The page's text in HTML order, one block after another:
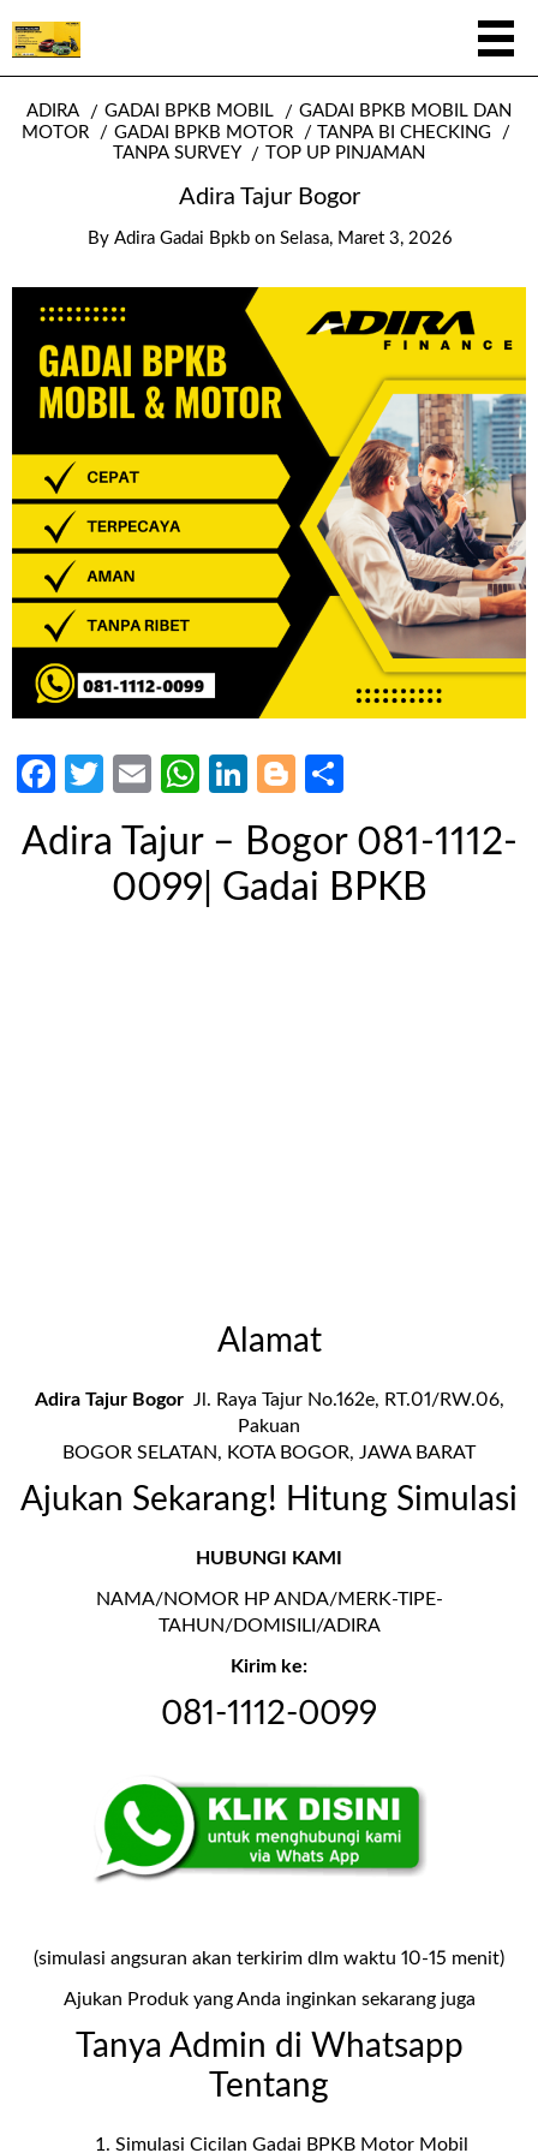
ADIRA GADAI BPKB MOBIL
GADAI BPKB MOBIL DAN
MOTOR
GADAI BPKB MOTOR
TANPA BI CHECKING
TANPA SURVEY
TOP UP PINJAMAN
Adira Tajur Bogor
By Adira Gadai Bpkb on Selasa, Maret 3, 2026
Facebook
Twitter
EmailWhatsApp
LinkedIn
Blogger
Adira Tajur – Bogor 081-1112-
0099| Gadai BPKB
Alamat
Adira Tajur BogorJl. Raya Tajur No.162e, RT.01/RW.06,
Pakuan
BOGOR SELATAN, KOTA BOGOR, JAWA BARAT
Ajukan Sekarang! Hitung Simulasi
HUBUNGI KAMI
NAMA/NOMOR HP ANDA/MERK-TIPE-
TAHUN/DOMISILI/ADIRA
Kirim ke:
081-1112-0099
(simulasi angsuran akan terkirim dlm waktu 10-15 menit)
Ajukan Produk yang Anda inginkan sekarang juga
Tanya Admin di Whatsapp
Tentang
⁠Simulasi Cicilan Gadai BPKB Motor Mobil